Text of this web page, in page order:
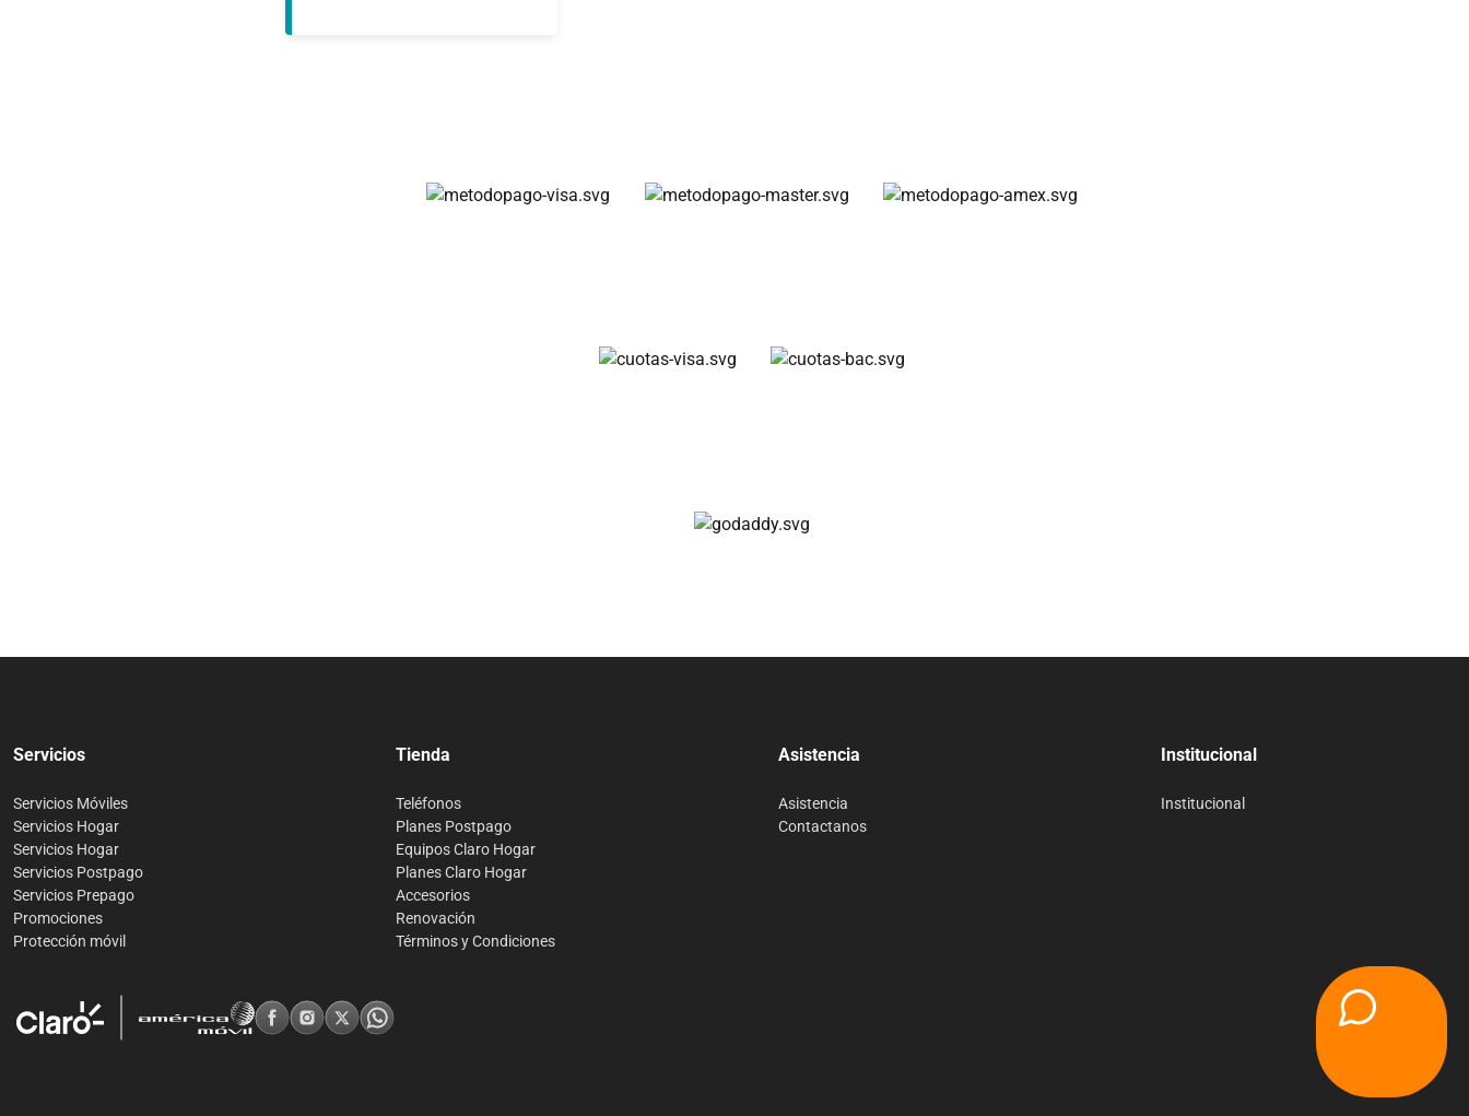
Servicios
Servicios Móviles
Servicios Hogar
Servicios Hogar
Servicios Postpago
Servicios Prepago
Promociones
Protección móvil
Tienda
Teléfonos
Planes Postpago
Equipos Claro Hogar
Planes Claro Hogar
Accesorios
Renovación
Términos y Condiciones
Asistencia
Asistencia
Contactanos
Institucional
Institucional